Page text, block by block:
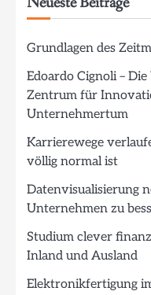
Grundlagen des
Edoardo Cignoli –
Zentrum für
Unternehmertum
Karrierewege
völlig normal ist
Datenvisualisierung
Unternehmen zu
Studium clever
Inland und Ausland
Elektronikfertigung